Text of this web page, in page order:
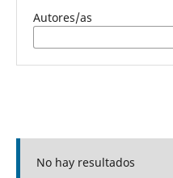
Autores/as
No hay resultados